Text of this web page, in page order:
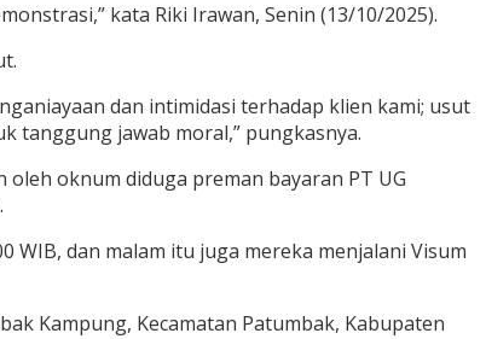
kata Riki Irawan, Senin (13/10/2025).
dan intimidasi terhadap klien kami; usut
tanggung jawab moral,” pungkasnya.
oknum diduga preman bayaran PT UG
WIB, dan malam itu juga mereka menjalani Visum
Kampung, Kecamatan Patumbak, Kabupaten